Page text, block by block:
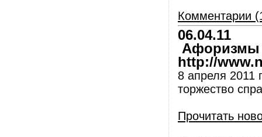
Комментарии
06.04.11
Афоризмы
http://
8 апреля 2011
торжество
Прочитать